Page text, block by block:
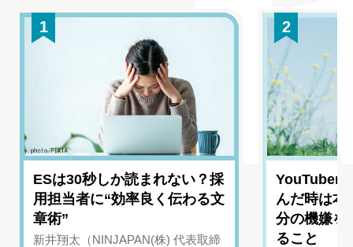
1
ESは30秒しか読まれない？採
用担当者に“効率良く伝わる文
章術”
新井翔太（NINJAPAN(株) 代表取締
2
YouTuber
んだ時は
分の機嫌を
ること